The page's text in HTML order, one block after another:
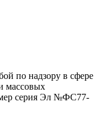
по надзору в сфере
массовых
серия Эл №ФС77-